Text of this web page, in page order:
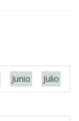
Junio Julio